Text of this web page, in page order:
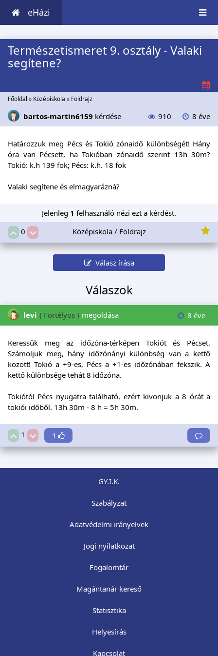
eHázi
Természetismeret 9. osztály - Valaki
segítene?
Főoldal » Középiskola » Földrajz
bartos-martin6159 kérdése 910 8 éve
Határozzuk meg Pécs és Tokió zónaidő különbségét! Hány
óra van Pécsett, ha Tokióban zónaidő szerint 13h 30m?
Tokió: k.h 139 fok; Pécs: k.h. 18 fok
Valaki segítene és elmagyarázná?
Jelenleg 1 felhasználó nézi ezt a kérdést.
0
Középiskola / Földrajz
Válasz írása
Válaszok
levi { Fortélyos } megoldása 8 éve
Keressük meg az időzóna-térképen Tokiót és Pécset.
Számoljuk meg, hány időzónányi különbség van a kettő
között! Tokió a +9-es, Pécs a +1-es időzónában fekszik. A
kettő különbsége tehát 8 időzóna.
Tokiótól Pécs nyugatra található, ezért kivonjuk a 8 órát a
tokiói időből. 13h 30m - 8 h = 5h 30m.
1 1
GY.I.K.
Szabályzat
Adatvédelmi irányelvek
Jogi nyilatkozat
Fogalomtár
Magántanár kereső
Statisztika
Helyesírás
Kapcsolat